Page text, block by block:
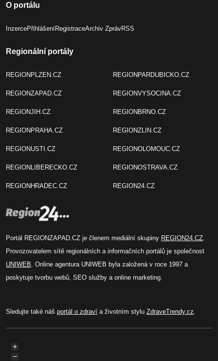
O portálu
InzercePřihlášeníRegistraceArchiv ZprávRSS
Regionální portály
REGIONPLZEN.CZ
REGIONZAPAD.CZ
REGIONJIH.CZ
REGIONPRAHA.CZ
REGIONUSTI.CZ
REGIONLIBERECKO.CZ
REGIONHRADEC.CZ
REGIONPARDUBICKO.CZ
REGIONVYSOCINA.CZ
REGIONBRNO.CZ
REGIONZLIN.CZ
REGIONOLOMOUC.CZ
REGIONOSTRAVA.CZ
REGION24.CZ
Portál REGIONZAPAD.CZ je členem mediální skupiny REGION24.CZ.
Provozovatelem sítě regionálních a informačních portálů je společnost
UNIWEB. Online agentura UNIWEB byla založená v roce 1997 a
poskytuje tvorbu webů, SEO služby a online marketing.
Sledujte také náš portál o zdraví a životním stylu ZdraveTrendy.cz.
+
−